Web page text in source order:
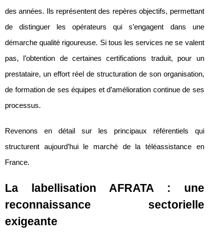
des années. Ils représentent des repères objectifs, permettant
de distinguer les opérateurs qui s’engagent dans une
démarche qualité rigoureuse. Si tous les services ne se valent
pas, l’obtention de certaines certifications traduit, pour un
prestataire, un effort réel de structuration de son organisation,
de formation de ses équipes et d’amélioration continue de ses
processus.
Revenons en détail sur les principaux référentiels qui
structurent aujourd’hui le marché de la téléassistance en
France.
La labellisation AFRATA : une
reconnaissance sectorielle
exigeante